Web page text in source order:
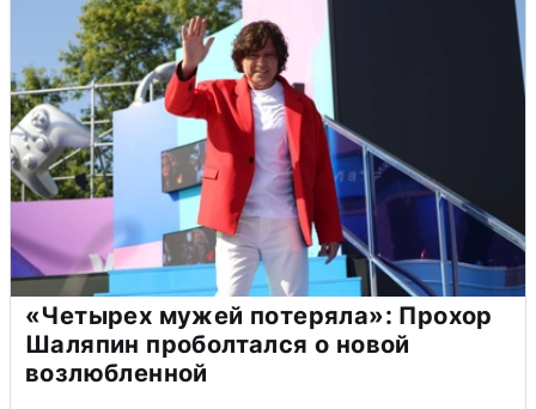
«Четырех мужей потеряла»: Прохор
Шаляпин проболтался о новой
возлюбленной